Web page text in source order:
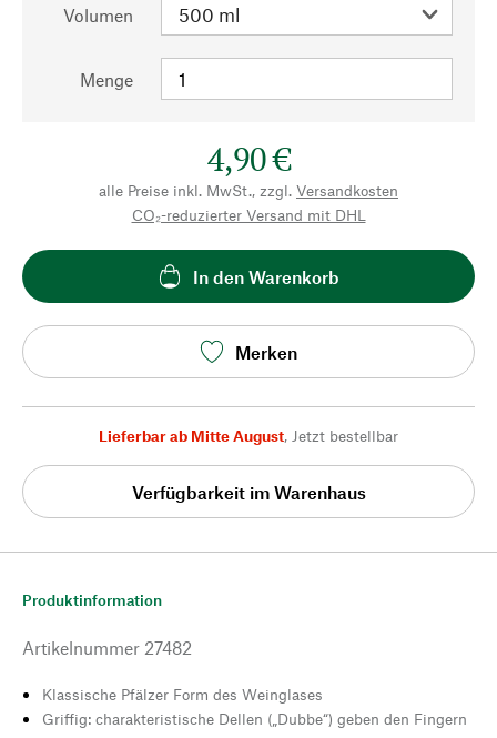
Volumen
Menge
4,90 €
alle Preise inkl. MwSt., zzgl. Versandkosten
CO₂-reduzierter Versand mit DHL
In den Warenkorb
Merken
Lieferbar ab Mitte August, Jetzt bestellbar
Verfügbarkeit im Warenhaus
Produktinformation
Artikelnummer 27482
Klassische Pfälzer Form des Weinglases
Griffig: charakteristische Dellen („Dubbe“) geben den Fingern